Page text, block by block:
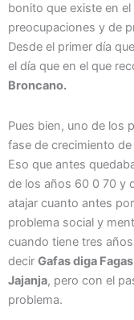
bonito que existe en
preocupaciones y de
Desde el primer día
el día que en el que
Broncano.
Pues bien, uno de los
fase de crecimiento
Eso que antes
de los años 60 0 70 y
atajar cuanto antes
problema social y
cuando tiene tres
decir Gafas diga
Jajanja, pero con el
problema.